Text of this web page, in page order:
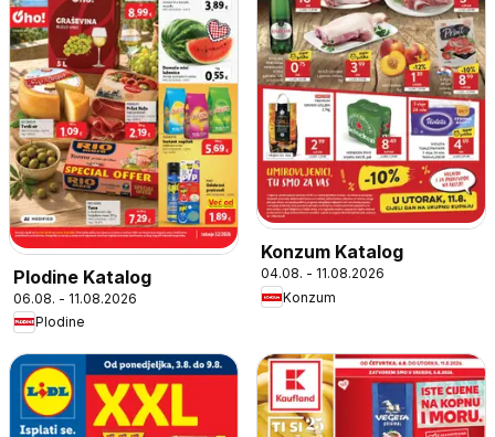
Plodine Katalog
06.08. - 11.08.2026
Plodine
Konzum Katalog
04.08. - 11.08.2026
Konzum